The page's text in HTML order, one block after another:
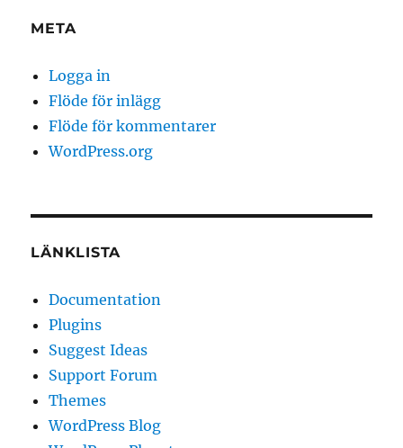
META
Logga in
Flöde för inlägg
Flöde för kommentarer
WordPress.org
LÄNKLISTA
Documentation
Plugins
Suggest Ideas
Support Forum
Themes
WordPress Blog